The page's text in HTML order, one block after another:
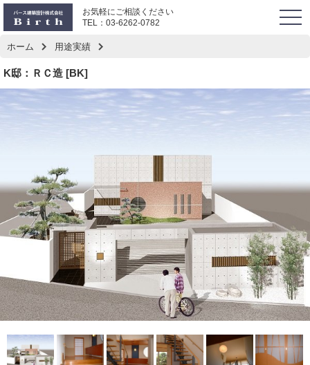
お気軽にご相談ください
TEL： 03-6262-0782
ホーム 用途実績
K邸：ＲＣ造 [BK]